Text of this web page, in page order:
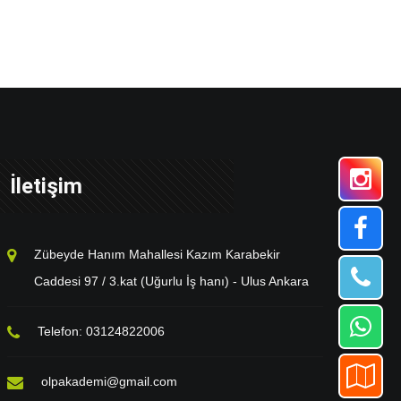
İletişim
Zübeyde Hanım Mahallesi Kazım Karabekir
Caddesi 97 / 3.kat (Uğurlu İş hanı) - Ulus Ankara
Telefon: 03124822006
olpakademi@gmail.com